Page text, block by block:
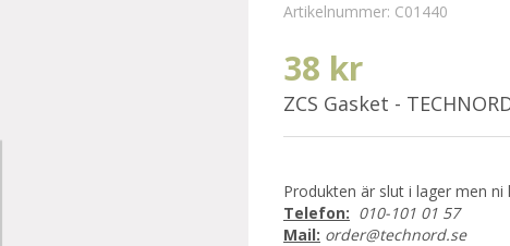
Artikelnummer: C01440
38 kr
ZCS Gasket -
Produkten är slut i lager men
Telefon: 010-101 01 57
Mail: order@technord.se